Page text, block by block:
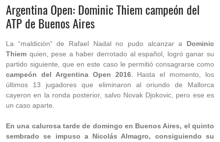
Argentina Open: Dominic Thiem campeón del
ATP de Buenos Aires
La “maldición” de Rafael Nadal no pudo alcanzar a Dominic
Thiem quien, pese a haber derrotado al español, logró ganar su
partido siguiente, que en este caso le permitió consagrarse como
campeón del Argentina Open 2016. Hasta el momento, los
últimos 13 jugadores que eliminaron al oriundo de Mallorca
cayeron en la ronda posterior, salvo Novak Djokovic, pero ese es
un caso aparte.
En una calurosa tarde de domingo en Buenos Aires, el quinto
sembrado se impuso a Nicolás Almagro, consiguiendo su